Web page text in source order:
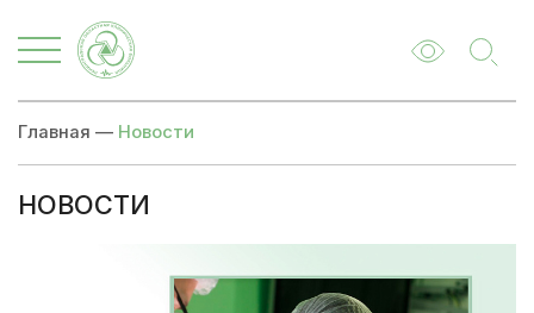
Главная — Новости
НОВОСТИ